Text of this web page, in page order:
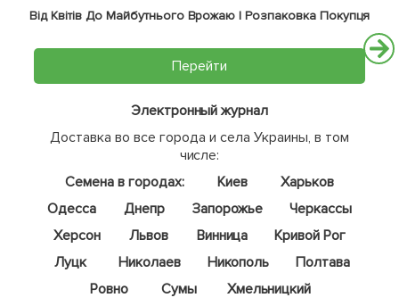
Від Квітів До Майбутнього Врожаю | Розпаковка Покупця
Перейти
Электронный журнал
Доставка во все города и села Украины, в том
числе:
Семена в городах:
Киев
Харьков
Одесса
Днепр Запорожье
Черкассы
Херсон
Львов Винница
Кривой Рог
Луцк
Николаев Никополь
Полтава
Ровно
Сумы
Хмельницкий